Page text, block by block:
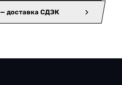
доставка СДЭК